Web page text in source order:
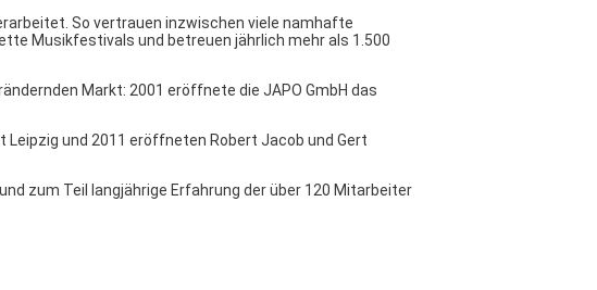
So vertrauen inzwischen viele namhafte
Musikfestivals und betreuen jährlich mehr als 1.500
Markt: 2001 eröffnete die JAPO GmbH das
und 2011 eröffneten Robert Jacob und Gert
zum Teil langjährige Erfahrung der über 120 Mitarbeiter